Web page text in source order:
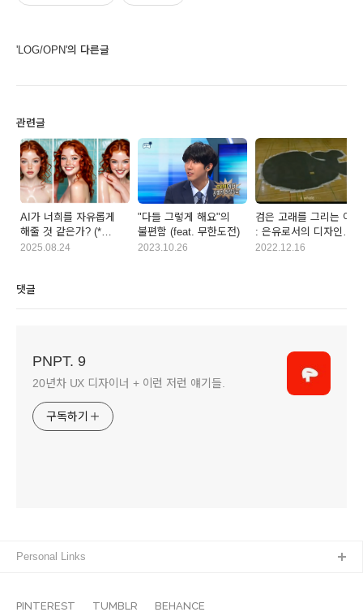
'LOG/OPN'의 다른글
관련글
AI가 너희를 자유롭게
해줄 것 같은가? (*
이미지)
2025.08.24
"다들 그렇게 해요"의
불편함 (feat. 무한도전)
2023.10.26
검은 고래를 그리는 아이
: 은유로서의 디자인
업무
2022.12.16
댓글
PNPT. 9
20년차 UX 디자이너 + 이런 저런 얘기들.
구독하기
PINTEREST TUMBLR BEHANCE
Personal Links